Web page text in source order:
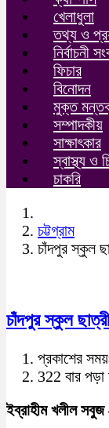
খেলাধুলা
তথ্য ও
নির্বাচনী
ফিচার
বিনোদন
মুক্ত
সম্পাদকীয়
সাক্ষাৎকার
স্বাস্থ্য ও
চাকরি
চট্টগ্রাম
চাঁদপুর স্কুল
চাঁদপুর স্কুল
প্রকাশের
322 বার পড়া
ইব্রাহীম খলীল সবুজ